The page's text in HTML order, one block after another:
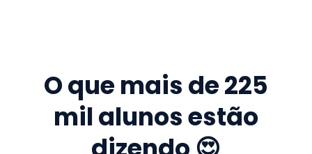
O que mais de225
mil alunos estão